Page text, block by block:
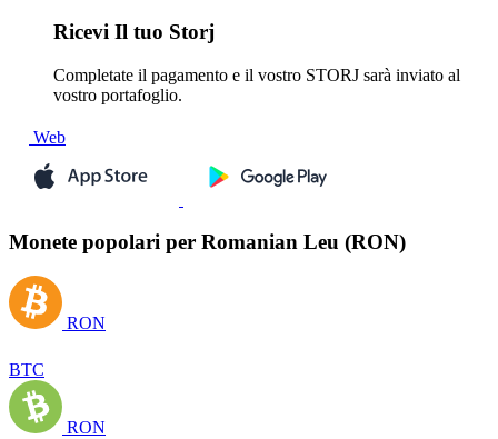
Ricevi Il tuo Storj
Completate il pagamento e il vostro STORJ sarà inviato al
vostro portafoglio.
Web
Monete popolari per Romanian Leu (RON)
RON
BTC
RON